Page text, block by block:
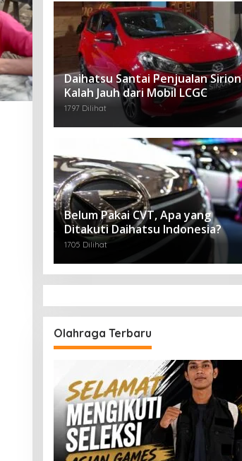
Daihatsu Santai Penjualan Sirion
Kalah Jauh dari Mobil LCGC
1797 Dilihat
Belum Pakai CVT, Apa yang
Ditakuti Daihatsu Indonesia?
1705 Dilihat
Olahraga Terbaru